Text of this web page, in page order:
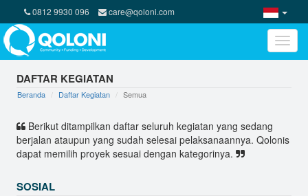
0812 9930 096 care@qoloni.com
Toggle
DAFTAR KEGIATAN
Beranda Daftar Kegiatan Semua
Berikut ditampilkan daftar seluruh kegiatan yang sedang
berjalan ataupun yang sudah selesai pelaksanaannya. Qolonis
dapat memilih proyek sesuai dengan kategorinya.
SOSIAL